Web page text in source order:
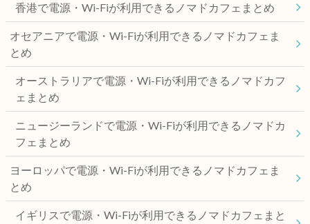
香港で電源・Wi-Fiが利用できるノマドカフェまとめ
オセアニアで電源・Wi-Fiが利用できるノマドカフェま
とめ
オーストラリアで電源・Wi-Fiが利用できるノマドカフ
ェまとめ
ニュージーランドで電源・Wi-Fiが利用できるノマドカ
フェまとめ
ヨーロッパで電源・Wi-Fiが利用できるノマドカフェま
とめ
イギリスで電源・Wi-Fiが利用できるノマドカフェまと